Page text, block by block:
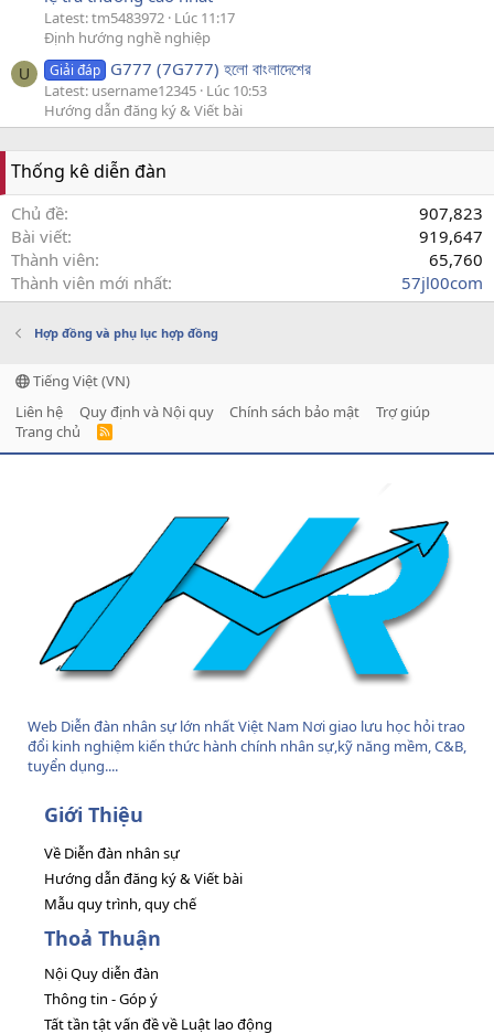
Latest: tm5483972 Lúc 11:17
Định hướng nghề nghiệp
U Giải đáp G777 (7G777) হলো বাংলাদেশের
Latest: username12345 Lúc 10:53
Hướng dẫn đăng ký & Viết bài
Thống kê diễn đàn
Chủ đề
907,823
Bài viết
919,647
Thành viên
65,760
Thành viên mới nhất
57jl00com
Hợp đồng và phụ lục hợp đồng
Tiếng Việt (VN)
Liên hệ
Quy định và Nội quy Chính sách bảo mật
Trợ giúp
Trang chủ
R
Web Diễn đàn nhân sự lớn nhất Việt Nam Nơi giao lưu học hỏi trao
đổi kinh nghiệm kiến thức hành chính nhân sự,kỹ năng mềm, C&B,
tuyển dụng....
Giới Thiệu
Về Diễn đàn nhân sự
Hướng dẫn đăng ký & Viết bài
Mẫu quy trình, quy chế
Thoả Thuận
Nội Quy diễn đàn
Thông tin - Góp ý
Tất tần tật vấn đề về Luật lao động